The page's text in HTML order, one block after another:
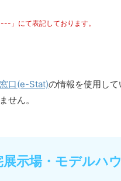
」にて表記しております。
口(e-Stat)の情報を使用し
せん。
示場・モデルハ